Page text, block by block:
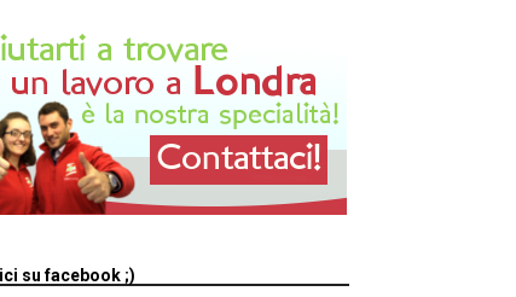
su facebook ;)